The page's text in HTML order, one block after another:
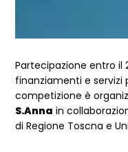
Partecipazione entro il
finanziamenti e servizi
competizione è
S.Anna in
di Regione Toscna e